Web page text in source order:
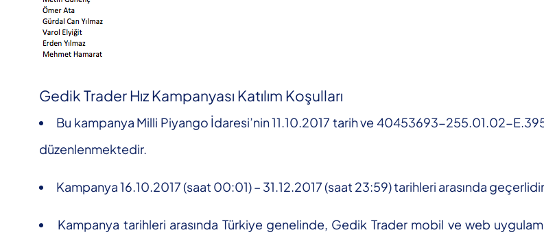
Gedik Trader Hız Kampanyası Katılım Koşulları
Bu kampanya Milli Piyango İdaresi’nin 11.10.2017 tarih ve 40453693-255.01.02-
düzenlenmektedir.
Kampanya 16.10.2017 (saat 00:01) – 31.12.2017 (saat 23:59) tarihleri arasında
Kampanya tarihleri arasında Türkiye genelinde, Gedik Trader mobil ve web